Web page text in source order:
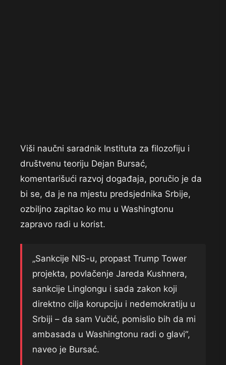
Viši naučni saradnik Instituta za filozofiju i
društvenu teoriju Dejan Bursać,
komentarišući razvoj događaja, poručio je da
bi se, da je na mjestu predsjednika Srbije,
ozbiljno zapitao ko mu u Washingtonu
zapravo radi u korist.
„Sankcije NIS-u, propast Trump Tower
projekta, povlačenje Jareda Kushnera,
sankcije Linglongu i sada zakon koji
direktno cilja korupciju i nedemokratiju u
Srbiji – da sam Vučić, pomislio bih da mi
ambasada u Washingtonu radi o glavi“,
naveo je Bursać.